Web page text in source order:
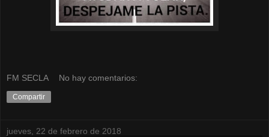
FM SECLA No hay comentarios:
Compartir
jueves, 22 de febrero de 2018